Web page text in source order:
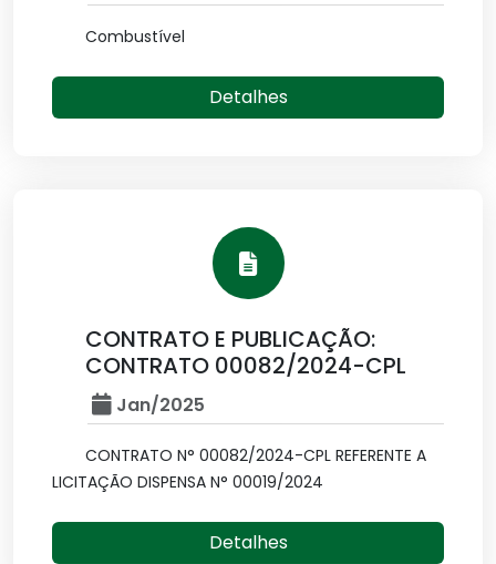
Combustível
Detalhes
CONTRATO E PUBLICAÇÃO:
CONTRATO 00082/2024-CPL
Jan/2025
CONTRATO N° 00082/2024-CPL REFERENTE A
LICITAÇÃO DISPENSA N° 00019/2024
Detalhes